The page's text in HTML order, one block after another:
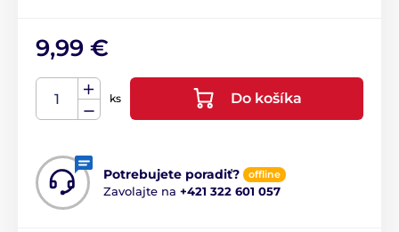
9,99 €
ks Do košíka
Potrebujete poradiť? offline
Zavolajte na +421 322 601 057